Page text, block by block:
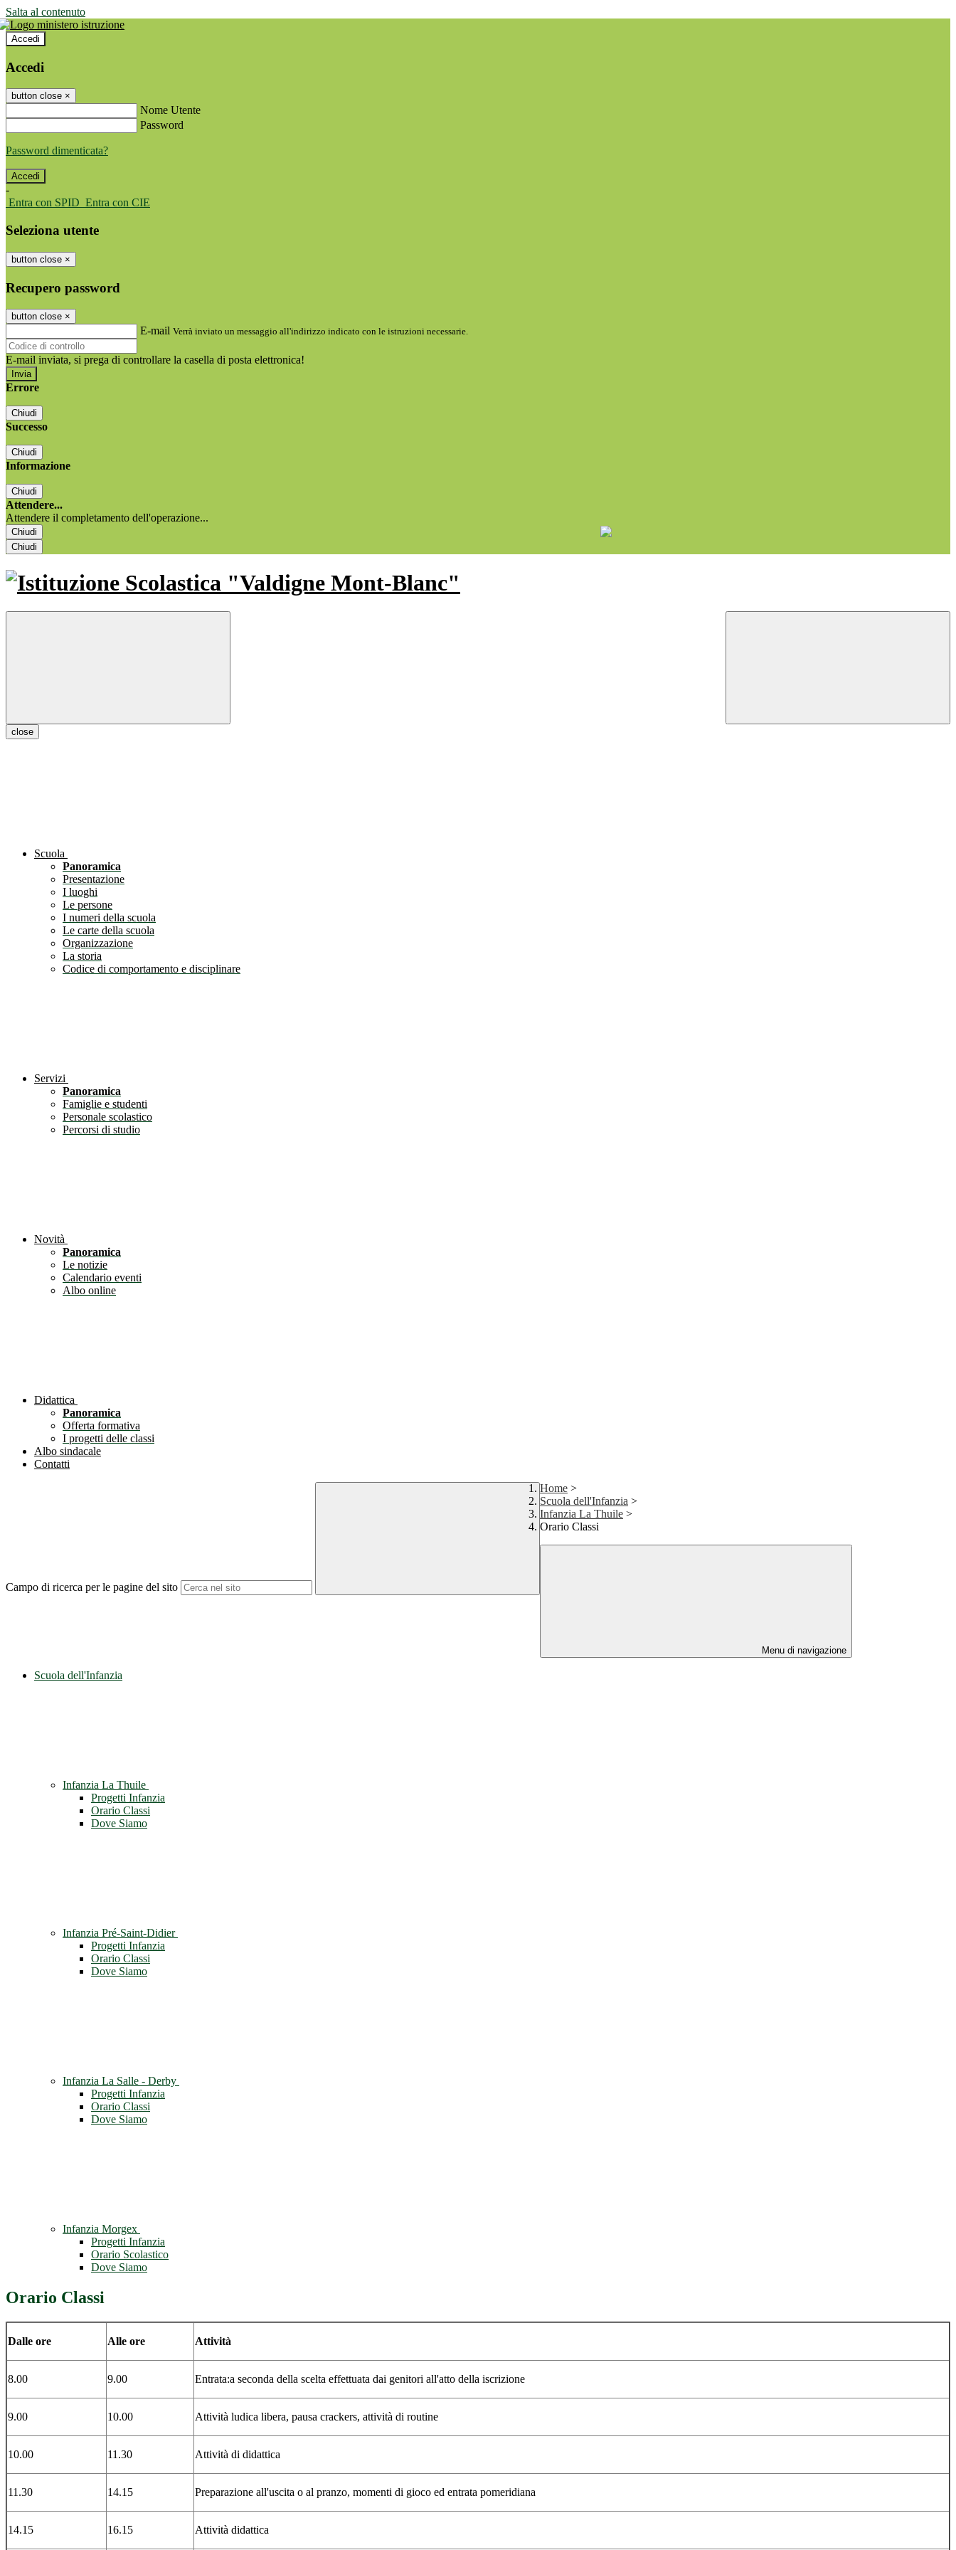
Salta al contenuto
Accedi
Accedi
button close ×
Nome Utente
Password
Password dimenticata?
-
Entra con SPID Entra con CIE
Seleziona utente
button close ×
Recupero password
button close ×
E-mail Verrà inviato un messaggio all'indirizzo indicato con le istruzioni necessarie.
E-mail inviata, si prega di controllare la casella di posta elettronica!
Errore
Chiudi
Successo
Chiudi
Informazione
Chiudi
Attendere...
Attendere il completamento dell'operazione...
Chiudi
Chiudi
close
Scuola
Panoramica
Presentazione
I luoghi
Le persone
I numeri della scuola
Le carte della scuola
Organizzazione
La storia
Codice di comportamento e disciplinare
Servizi
Panoramica
Famiglie e studenti
Personale scolastico
Percorsi di studio
Novità
Panoramica
Le notizie
Calendario eventi
Albo online
Didattica
Panoramica
Offerta formativa
I progetti delle classi
Albo sindacale
Contatti
Campo di ricerca per le pagine del sito
Home >
Scuola dell'Infanzia >
Infanzia La Thuile >
Orario Classi
Menu di navigazione
Scuola dell'Infanzia
Infanzia La Thuile
Progetti Infanzia
Orario Classi
Dove Siamo
Infanzia Pré-Saint-Didier
Progetti Infanzia
Orario Classi
Dove Siamo
Infanzia La Salle - Derby
Progetti Infanzia
Orario Classi
Dove Siamo
Infanzia Morgex
Progetti Infanzia
Orario Scolastico
Dove Siamo
Orario Classi
Dalle ore Alle ore Attività
8.00 9.00 Entrata:a seconda della scelta effettuata dai genitori all'atto della iscrizione
9.00 10.00 Attività ludica libera, pausa crackers, attività di routine
10.00 11.30 Attività di didattica
11.30 14.15 Preparazione all'uscita o al pranzo, momenti di gioco ed entrata pomeridiana
14.15 16.15 Attività didattica